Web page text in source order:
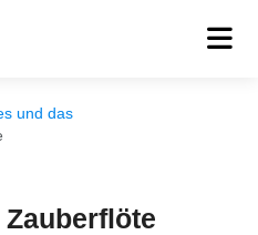
und das